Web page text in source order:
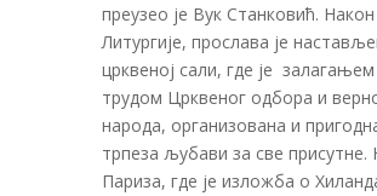
преузео је Вук Станковић.
Литургије, прослава је
црквеној сали, где је
трудом Црквеног одбора и
народа, организована и
трпеза љубави за све присутне.
Париза, где је изложба о